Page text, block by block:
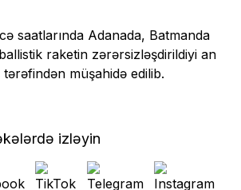
saatlarında Adanada, Batmanda
raketin zərərsizləşdirildiyi an
müşahidə edilib.
izləyin